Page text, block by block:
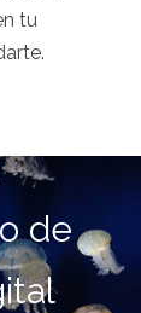
tu
de